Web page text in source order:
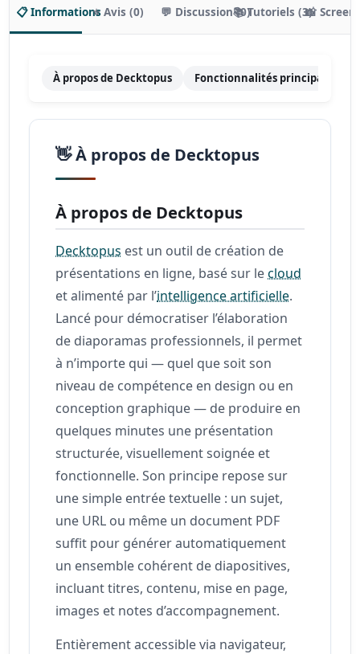
📋 Informations⭐ Avis (0) 💬 Discussion (0)📚 Tutoriels (3)📸
À propos de Decktopus Fonctionnalités principales
👋 À propos de Decktopus
À propos de Decktopus
Decktopus est un outil de création de
présentations en ligne, basé sur lecloud
et alimenté par l’intelligence artificielle.
Lancé pour démocratiser l’élaboration
de diaporamas professionnels, il permet
à n’importe qui — quel que soit son
niveau de compétence en design ou en
conception graphique — de produire en
quelques minutes une présentation
structurée, visuellement soignée et
fonctionnelle. Son principe repose sur
une simple entrée textuelle : un sujet,
une URL ou même un document PDF
suffit pour générer automatiquement
un ensemble cohérent de diapositives,
incluant titres, contenu, mise en page,
images et notes d’accompagnement.
Entièrement accessible via navigateur,